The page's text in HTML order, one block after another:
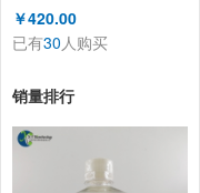
antibody (bs-0295D-
AF594)
￥420.00
已有30人购买
销量排行